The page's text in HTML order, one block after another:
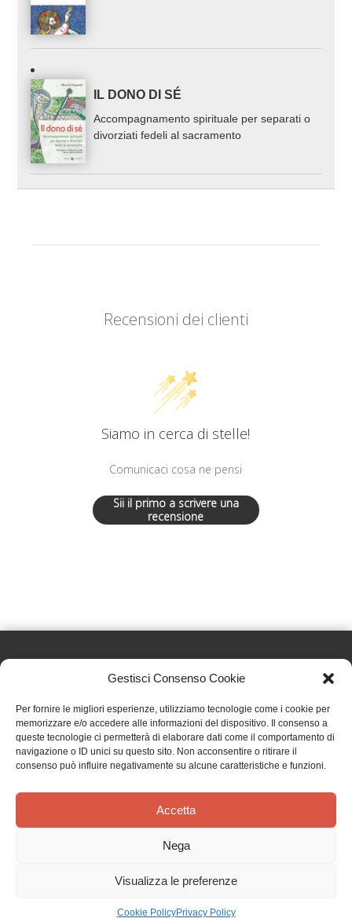
Gestisci Consenso Cookie
Per fornire le migliori esperienze, utilizziamo tecnologie come i cookie per
memorizzare e/o accedere alle informazioni del dispositivo. Il consenso a
queste tecnologie ci permetterà di elaborare dati come il comportamento di
navigazione o ID unici su questo sito. Non acconsentire o ritirare il
consenso può influire negativamente su alcune caratteristiche e funzioni.
Accetta
Nega
Visualizza le preferenze
Cookie PolicyPrivacy Policy
IL DONO DI SÉ
Accompagnamento spirituale per separati o
divorziati fedeli al sacramento
Recensioni dei clienti
Siamo in cerca di stelle!
Comunicaci cosa ne pensi
Sii il primo a scrivere una
recensione
Effatà Editrice di Pellegrino Paolo SAS
C.F. e P.IVA 09655250018
Via Tre Denti, 1 - 10060 Cantalupa (TO)
Telefono: (+39) 0121 353452 - Fax: (+39) 0121 353839
TERMINI E CONDIZIONI